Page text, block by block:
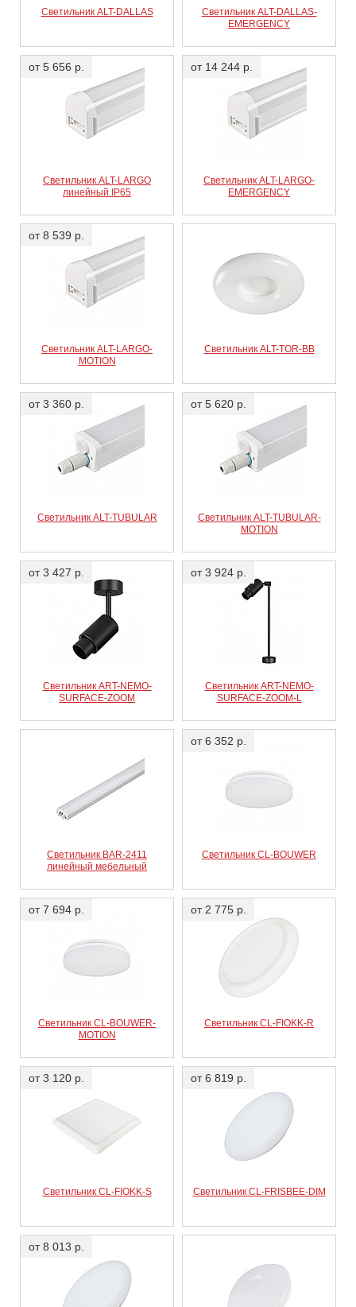
Светильник ALT-DALLAS
Светильник ALT-DALLAS-
EMERGENCY
от 5 656 р.
Светильник ALT-LARGO
линейный IP65
от 14 244 р.
Светильник ALT-LARGO-
EMERGENCY
от 8 539 р.
Светильник ALT-LARGO-
MOTION
Светильник ALT-TOR-BB
от 3 360 р.
Светильник ALT-TUBULAR
от 5 620 р.
Светильник ALT-TUBULAR-
MOTION
от 3 427 р.
Светильник ART-NEMO-
SURFACE-ZOOM
от 3 924 р.
Светильник ART-NEMO-
SURFACE-ZOOM-L
Светильник BAR-2411
линейный мебельный
от 6 352 р.
Светильник CL-BOUWER
от 7 694 р.
Светильник CL-BOUWER-
MOTION
от 2 775 р.
Светильник CL-FIOKK-R
от 3 120 р.
Светильник CL-FIOKK-S
от 6 819 р.
Светильник CL-FRISBEE-DIM
от 8 013 р.